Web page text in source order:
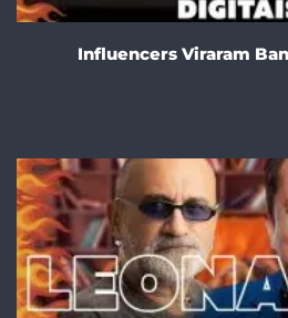
Influencers Viraram